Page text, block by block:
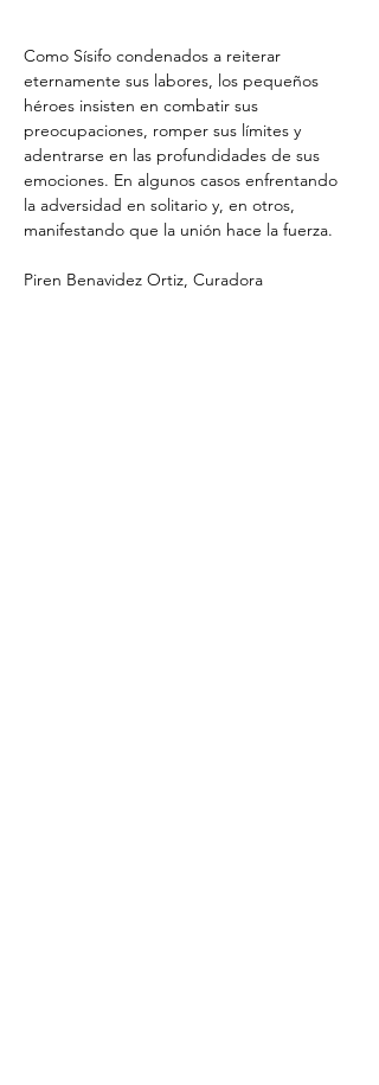
Como Sísifo condenados a reiterar
eternamente sus labores, los pequeños
héroes insisten en combatir sus
preocupaciones, romper sus límites y
adentrarse en las profundidades de sus
emociones. En algunos casos enfrentando
la adversidad en solitario y, en otros,
manifestando que la unión hace la fuerza.
Piren Benavidez Ortiz, Curadora